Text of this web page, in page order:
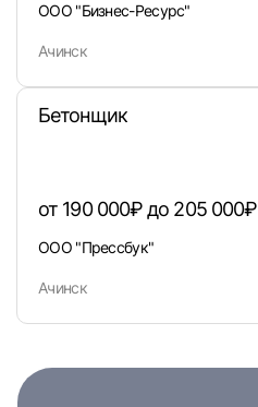
ООО "Бизнес-Ресурс"
Ачинск
Бетонщик
от 190 000₽ до 205 000₽
ООО "Прессбук"
Ачинск